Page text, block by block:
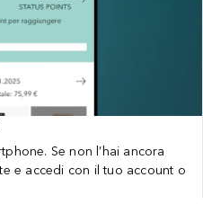
Se non l’hai ancora
e accedi con il tuo account o